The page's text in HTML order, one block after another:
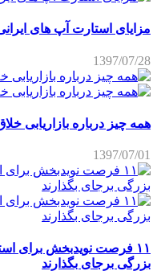
مزایای استارت آپ های
1397/07/28
همه چیز درباره بازاریابی
1397/07/01
۱۱ فرصت نویدبخش برای
بزرگی برجای بگذارند